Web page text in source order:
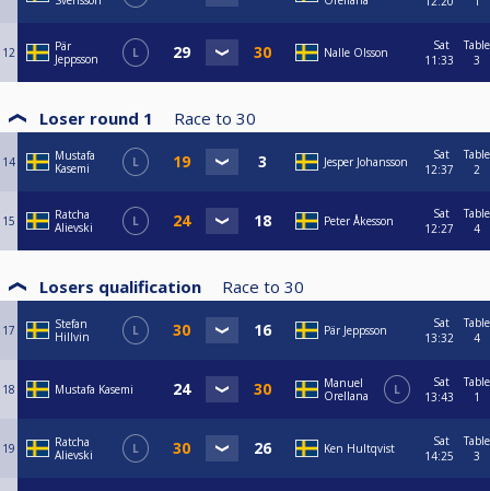
12
Pär
Jeppsson
L Nalle Olsson
Sat
11:33
Table
3
Loser round 1 Race to 30
14
Mustafa
Kasemi
L Jesper Johansson
Sat
12:37
Table
2
15
Ratcha
Alievski
L Peter Åkesson
Sat
12:27
Table
4
Losers qualification Race to 30
17
Stefan
Hillvin
L Pär Jeppsson
Sat
13:32
Table
4
18 Mustafa Kasemi
Manuel
Orellana
L
Sat
13:43
Table
1
19
Ratcha
Alievski
L Ken Hultqvist
Sat
14:25
Table
3